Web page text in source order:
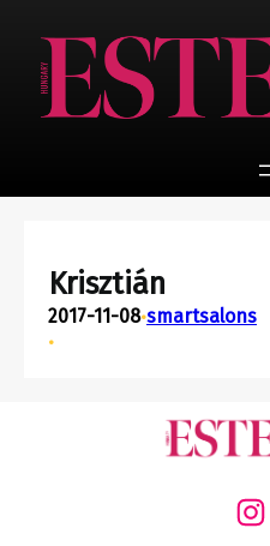
tartalomhoz
Krisztián
2017-11-08•smartsalons
•
Instagram